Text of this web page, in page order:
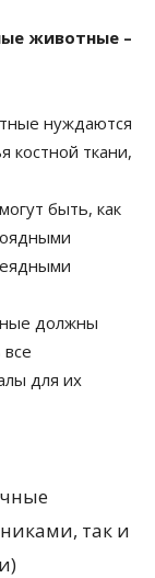
животные –
нуждаются
костной ткани,
быть, как
должны
для их
так и